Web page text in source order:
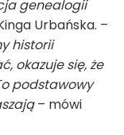
genealogii
Urbańska. –
historii
okazuje się, że
podstawowy
– mówi